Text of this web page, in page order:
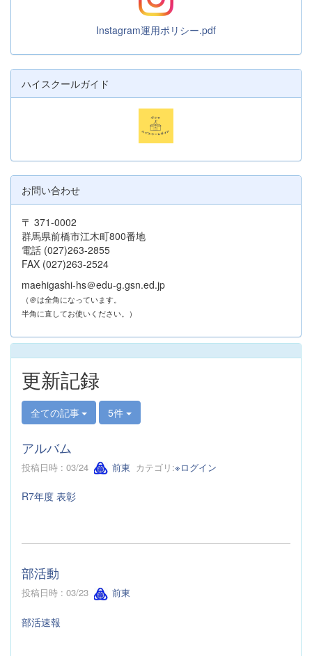
Instagram運用ポリシー.pdf
ハイスクールガイド
お問い合わせ
〒 371-0002
群馬県前橋市江木町800番地
電話 (027)263-2855
FAX (027)263-2524
maehigashi-hs＠edu-g.gsn.ed.jp
（＠は全角になっています。
半角に直してお使いください。）
更新記録
全ての記事 5件
アルバム
投稿日時 : 03/24 前東 カテゴリ:※ログイン
R7年度 表彰
部活動
投稿日時 : 03/23 前東
部活速報